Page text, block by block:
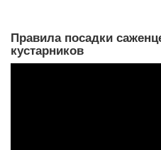
Правила посадки
кустарников